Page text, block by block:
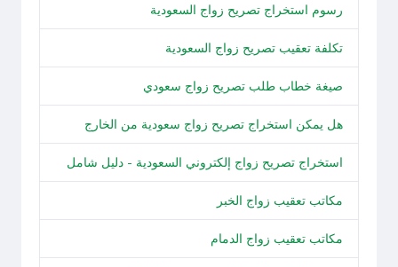
رسوم استخراج تصريح زواج السعودية
تكلفة تعقيب تصريح زواج السعودية
صيغة خطاب طلب تصريح زواج سعودي
هل يمكن استخراج تصريح زواج سعودية من الخارج
استخراج تصريح زواج إلكتروني السعودية - دليل شامل
مكاتب تعقيب زواج الخبر
مكاتب تعقيب زواج الدمام